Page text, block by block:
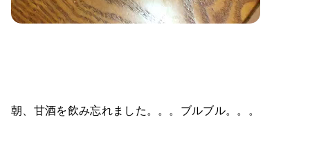
朝、甘酒を飲み忘れました。。。ブルブル。。。